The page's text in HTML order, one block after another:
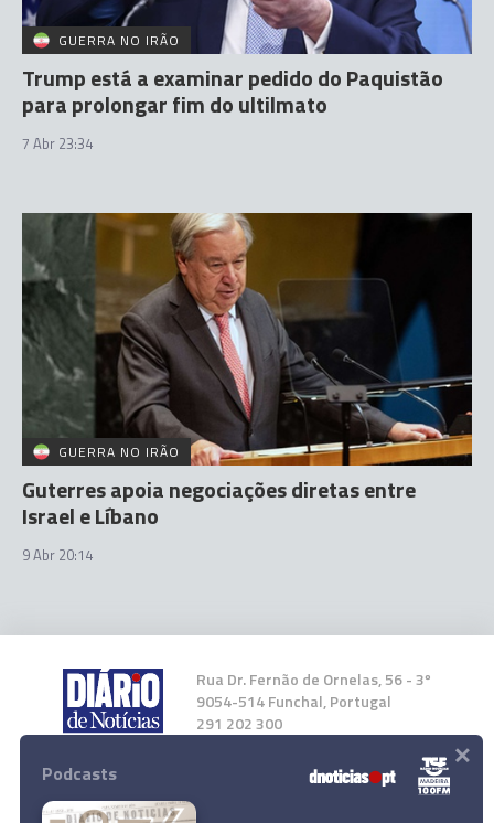
GUERRA NO IRÃO
Trump está a examinar pedido do Paquistão
para prolongar fim do ultilmato
7 Abr 23:34
GUERRA NO IRÃO
Guterres apoia negociações diretas entre
Israel e Líbano
9 Abr 20:14
Rua Dr. Fernão de Ornelas, 56 - 3º
9054-514 Funchal, Portugal
291 202 300
Instale a nossa App
Podcasts ×